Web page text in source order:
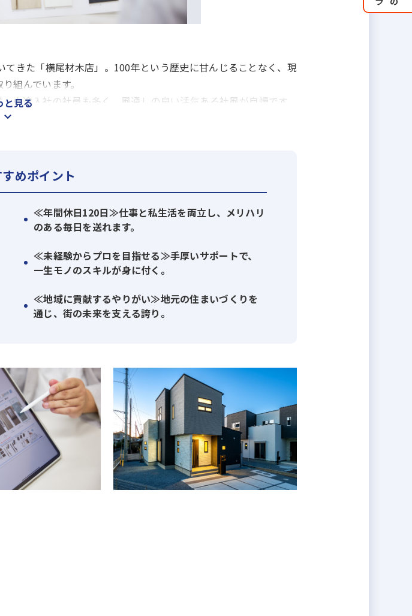
きた「横尾材木店」。100年という歴史に甘んじることなく、現
組んでいます。
途入社の社員も多く、風通しの良い活気ある社風が自慢です。
長したい」という意欲を、私たちは全力で後押しします。次の
と見る
めポイント
≪年間休日120日≫仕事と私生活を両立し、メリハリ
のある毎日を送れます。
≪未経験からプロを目指せる≫手厚いサポートで、
一生モノのスキルが身に付く。
≪地域に貢献するやりがい≫地元の住まいづくりを
通じ、街の未来を支える誇り。